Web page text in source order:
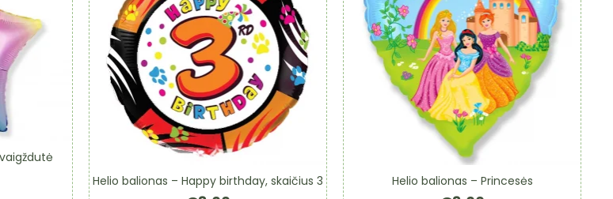
Helio balionas – Happy birthday, skaičius 3 Helio balionas – Princesės